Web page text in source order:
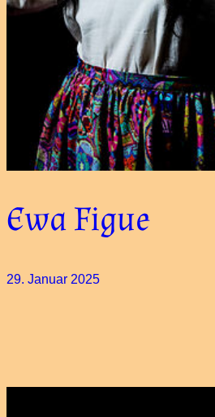
Ewa Figue
29. Januar 2025